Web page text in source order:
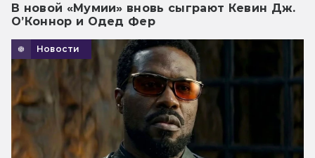
В новой «Мумии» вновь сыграют Кевин Дж.
О’Коннор и Одед Фер
Новости